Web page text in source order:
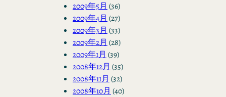
2009年5月 (36)
2009年4月 (27)
2009年3月 (33)
2009年2月 (28)
2009年1月 (39)
2008年12月 (35)
2008年11月 (32)
2008年10月 (40)